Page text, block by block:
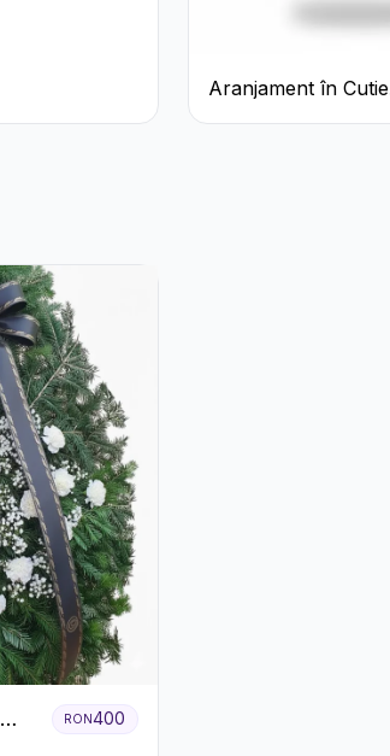
Aranjament în Cutie
Verde Mentă cu
RON400